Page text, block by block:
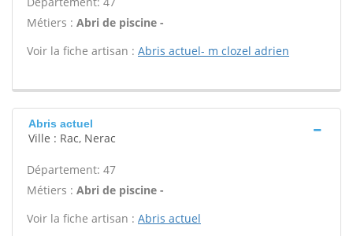
Métiers : Abri de piscine -
Voir la fiche artisan : Abris actuel- m clozel adrien
Abris actuel
Ville : Rac, Nerac
Département: 47
Métiers : Abri de piscine -
Voir la fiche artisan : Abris actuel